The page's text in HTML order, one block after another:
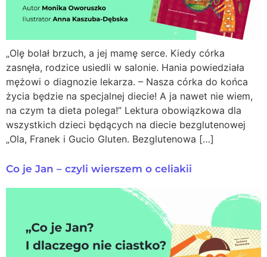
„Olę bolał brzuch, a jej mamę serce. Kiedy córka
zasnęła, rodzice usiedli w salonie. Hania powiedziała
mężowi o diagnozie lekarza. – Nasza córka do końca
życia będzie na specjalnej diecie! A ja nawet nie wiem,
na czym ta dieta polega!” Lektura obowiązkowa dla
wszystkich dzieci będących na diecie bezglutenowej
„Ola, Franek i Gucio Gluten. Bezglutenowa […]
Co je Jan – czyli wierszem o celiakii